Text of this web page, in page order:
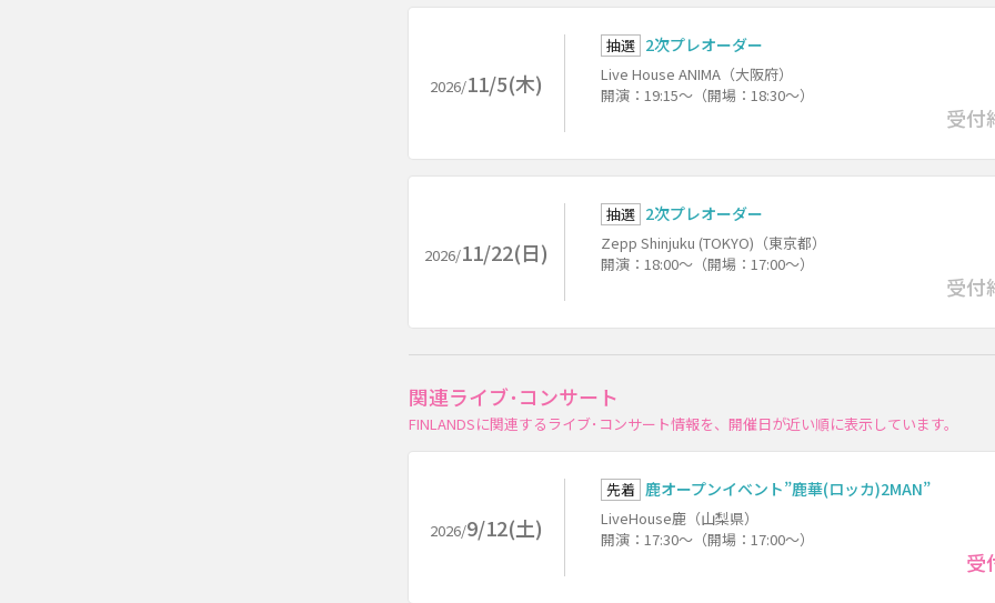
2026/11/5(木)
抽選 2次プレオーダー
Live House ANIMA（大阪府）
開演：19:15～（開場：18:30～）
受付
2026/11/22(日)
抽選 2次プレオーダー
Zepp Shinjuku (TOKYO)（東京都）
開演：18:00～（開場：17:00～）
受付
関連ライブ･コンサート
FINLANDSに関連するライブ･コンサート情報を、開催日が近い順に表示しています。
2026/9/12(土)
先着 鹿オープンイベント”鹿華(ロッカ)2MAN”
LiveHouse鹿（山梨県）
開演：17:30～（開場：17:00～）
受